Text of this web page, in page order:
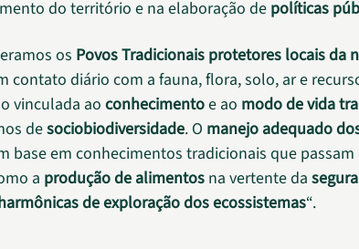
do território e na elaboração de políticas
os Povos Tradicionais protetores locais da
contato diário com a fauna, flora, solo, ar e
vinculada aoconhecimentoe ao modo de vida
desociobiodiversidade. O manejo adequado
base em conhecimentos tradicionais que passam
a produção de alimentos na vertente da
de exploração dos ecossistemas“.